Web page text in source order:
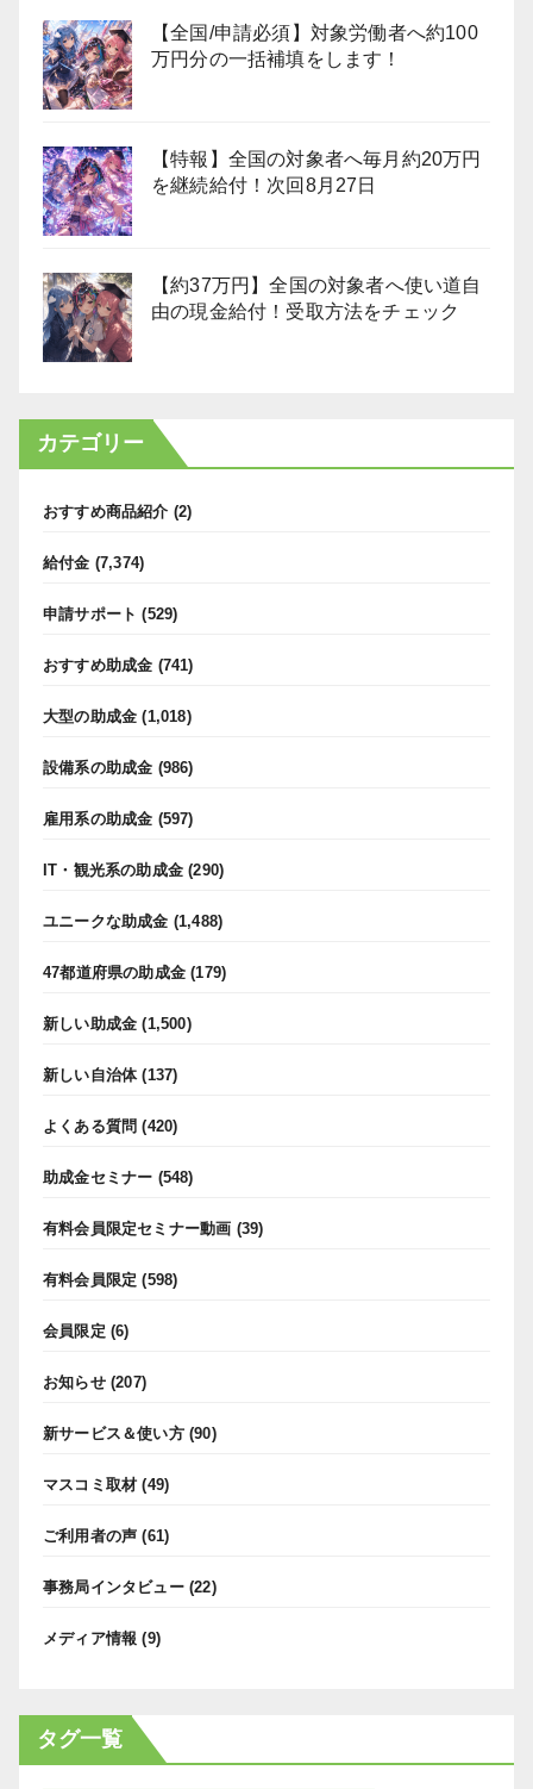
【全国/申請必須】対象労働者へ約100
万円分の一括補填をします！
【特報】全国の対象者へ毎月約20万円
を継続給付！次回8月27日
【約37万円】全国の対象者へ使い道自
由の現金給付！受取方法をチェック
カテゴリー
おすすめ商品紹介 (2)
給付金 (7,374)
申請サポート (529)
おすすめ助成金 (741)
大型の助成金 (1,018)
設備系の助成金 (986)
雇用系の助成金 (597)
IT・観光系の助成金 (290)
ユニークな助成金 (1,488)
47都道府県の助成金 (179)
新しい助成金 (1,500)
新しい自治体(137)
よくある質問 (420)
助成金セミナー (548)
有料会員限定セミナー動画 (39)
有料会員限定 (598)
会員限定 (6)
お知らせ(207)
新サービス＆使い方(90)
マスコミ取材 (49)
ご利用者の声 (61)
事務局インタビュー(22)
メディア情報 (9)
タグ一覧